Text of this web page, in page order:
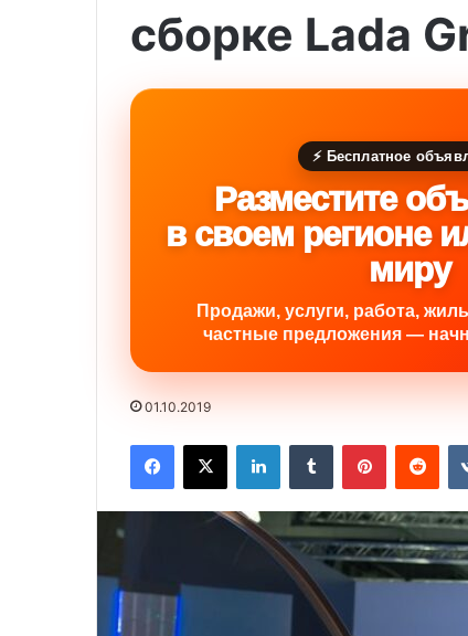
сборке Lada
⚡ Бесплатное
Разместите
в своем регионе
миру
Продажи, услуги, работа,
частные предложения —
01.10.2019